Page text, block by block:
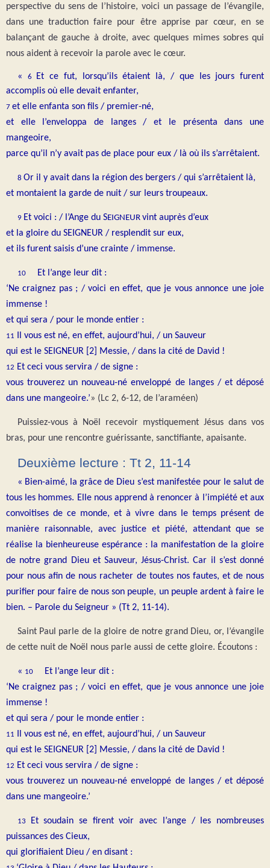
perspective du sens de l’histoire, voici un passage de l’évangile,
dans une traduction faire pour être apprise par cœur, en se
balançant de gauche à droite, avec quelques mimes sobres qui
nous aident à recevoir la parole avec le cœur.
« 6
Et ce fut, lorsqu’ils étaient là, / que les jours furent
accomplis où elle devait enfanter,
7 et elle enfanta son fils / premier-né,
et elle l’enveloppa de langes / et le présenta dans une
mangeoire,
parce qu’il n’y avait pas de place pour eux / là où ils s’arrêtaient.
8 Or il y avait dans la région des bergers / qui s’arrêtaient là,
et montaient la garde de nuit / sur leurs troupeaux.
9 Et voici : / l’Ange du SEIGNEUR vint auprès d’eux
et la gloire du SEIGNEUR / resplendit sur eux,
et ils furent saisis d’une crainte / immense.
10
Et l’ange leur dit :
‘Ne craignez pas ; / voici en effet, que je vous annonce une joie
immense !
et qui sera / pour le monde entier :
11
Il vous est né, en effet, aujourd’hui, / un Sauveur
qui est le SEIGNEUR [2] Messie, / dans la cité de David !
12 Et ceci vous servira / de signe :
vous trouverez un nouveau-né enveloppé de langes / et déposé
dans une mangeoire.’» (Lc 2, 6-12, de l’araméen)
Puissiez-vous à Noël recevoir mystiquement Jésus dans vos
bras, pour une rencontre guérissante, sanctifiante, apaisante.
Deuxième lecture : Tt 2, 11-14
« Bien-aimé, la grâce de Dieu s’est manifestée pour le salut de
tous les hommes. Elle nous apprend à renoncer à l’impiété et aux
convoitises de ce monde, et à vivre dans le temps présent de
manière raisonnable, avec justice et piété, attendant que se
réalise la bienheureuse espérance : la manifestation de la gloire
de notre grand Dieu et Sauveur, Jésus-Christ. Car il s’est donné
pour nous afin de nous racheter de toutes nos fautes, et de nous
purifier pour faire de nous son peuple, un peuple ardent à faire le
bien. – Parole du Seigneur » (Tt 2, 11-14).
Saint Paul parle de la gloire de notre grand Dieu, or, l’évangile
de cette nuit de Noël nous parle aussi de cette gloire. Écoutons :
« 10
Et l’ange leur dit :
‘Ne craignez pas ; / voici en effet, que je vous annonce une joie
immense !
et qui sera / pour le monde entier :
11
Il vous est né, en effet, aujourd’hui, / un Sauveur
qui est le SEIGNEUR [2] Messie, / dans la cité de David !
12 Et ceci vous servira / de signe :
vous trouverez un nouveau-né enveloppé de langes / et déposé
dans une mangeoire.’
13
Et soudain se firent voir avec l’ange / les nombreuses
puissances des Cieux,
qui glorifiaient Dieu / en disant :